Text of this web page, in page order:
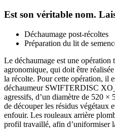
Est son véritable nom.
Déchaumage post-récoltes
Préparation du lit de
Le déchaumage est une
agronomique, qui doit être
la récolte. Pour cette opération, il
déchaumeur SWIFTERDISC
agressifs, d’un diamètre de 520
de découper les résidus végétaux
enfouir. Les rouleaux arrière
profil travaillé, afin d’uniformiser